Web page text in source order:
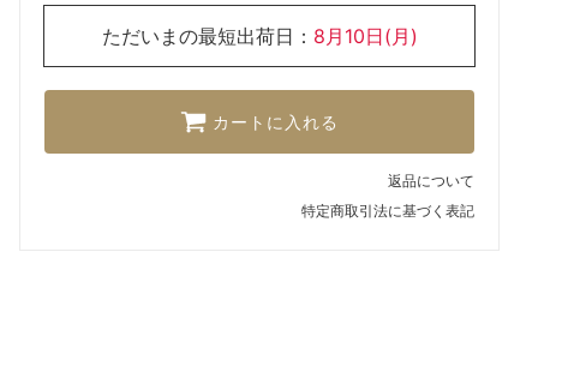
ただいまの最短出荷日： 8月10日(月)
カートに入れる
返品について
特定商取引法に基づく表記